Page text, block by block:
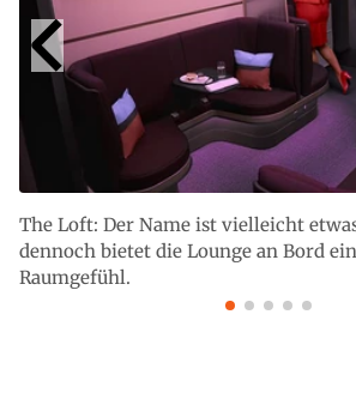
The Loft: Der Name ist vielleicht
dennoch bietet die Lounge an Bord
Raumgefühl.